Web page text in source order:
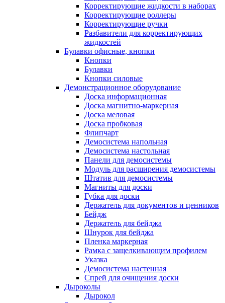
Корректирующие жидкости в наборах
Корректирующие роллеры
Корректирующие ручки
Разбавители для корректирующих
жидкостей
Булавки офисные, кнопки
Кнопки
Булавки
Кнопки силовые
Демонстрационное оборудование
Доска информационная
Доска магнитно-маркерная
Доска меловая
Доска пробковая
Флипчарт
Демосистема напольная
Демосистема настольная
Панели для демосистемы
Модуль для расширения демосистемы
Штатив для демосистемы
Магниты для доски
Губка для доски
Держатель для документов и ценников
Бейдж
Держатель для бейджа
Шнурок для бейджа
Пленка маркерная
Рамка с защелкивающим профилем
Указка
Демосистема настенная
Спрей для очищения доски
Дыроколы
Дырокол